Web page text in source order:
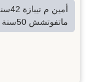
ماتفوتشش 50سنة